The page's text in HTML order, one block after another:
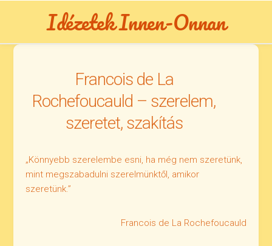
Idézetek Innen-Onnan
Francois de La
Rochefoucauld – szerelem,
szeretet, szakítás
„Könnyebb szerelembe esni, ha még nem szeretünk,
mint megszabadulni szerelmünktől, amikor
szeretünk.”
Francois de La Rochefoucauld